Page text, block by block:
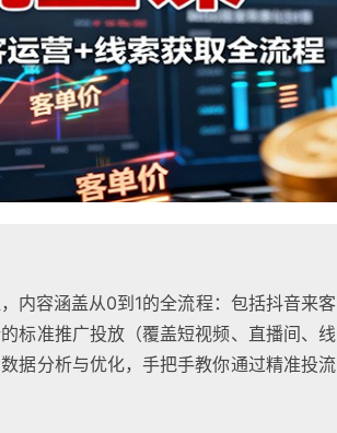
内容涵盖从0到1的全流程：包括抖音来客
标准推广投放（覆盖短视频、直播间、线
据分析与优化，手把手教你通过精准投流